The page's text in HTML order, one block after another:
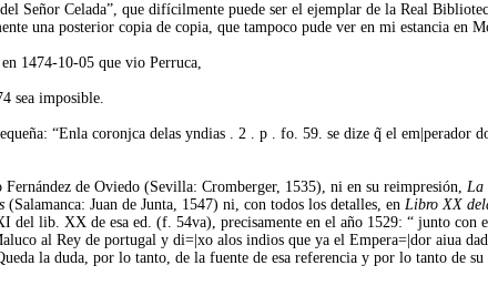
Señor Celada”, que difícilmente puede ser el ejemplar de la Real
una posterior copia de copia, que tampoco pude ver en mi estancia en
1474-10-05 que vio Perruca,
sea imposible.
“Enla coronjca delas yndias . 2 . p . fo. 59. se dize q̃ el em|perador
Fernández de Oviedo (Sevilla: Cromberger, 1535), ni en su reimpresión, La
(Salamanca: Juan de Junta, 1547) ni, con todos los detalles, en Libro XX
lib. XX de esa ed. (f. 54va), precisamente en el año 1529: “ junto con
al Rey de portugal y di=|xo alos indios que ya el Empera=|dor aiua
la duda, por lo tanto, de la fuente de esa referencia y por lo tanto de